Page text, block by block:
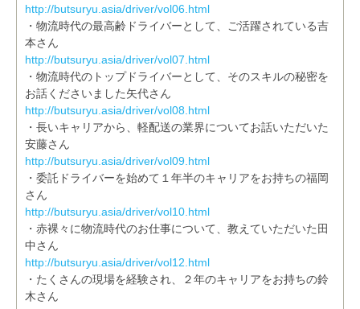
http://butsuryu.asia/driver/vol06.html
・物流時代の最高齢ドライバーとして、ご活躍されている吉
本さん
http://butsuryu.asia/driver/vol07.html
・物流時代のトップドライバーとして、そのスキルの秘密を
お話くださいました矢代さん
http://butsuryu.asia/driver/vol08.html
・長いキャリアから、軽配送の業界についてお話いただいた
安藤さん
http://butsuryu.asia/driver/vol09.html
・委託ドライバーを始めて１年半のキャリアをお持ちの福岡
さん
http://butsuryu.asia/driver/vol10.html
・赤裸々に物流時代のお仕事について、教えていただいた田
中さん
http://butsuryu.asia/driver/vol12.html
・たくさんの現場を経験され、２年のキャリアをお持ちの鈴
木さん